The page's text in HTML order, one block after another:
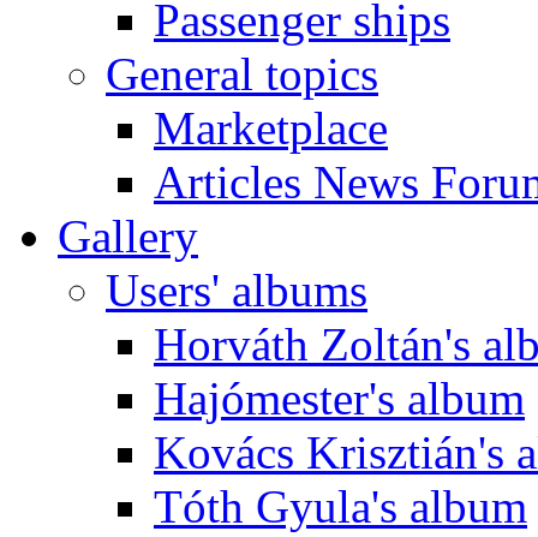
Passenger ships
General topics
Marketplace
Articles News
Gallery
Users' albums
Horváth Zoltán's
Hajómester's album
Kovács Krisztián's
Tóth Gyula's album